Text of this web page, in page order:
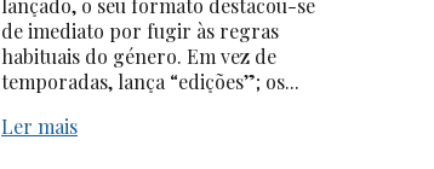
lançado, o seu formato destacou-se
de imediato por fugir às regras
habituais do género. Em vez de
temporadas, lança “edições”; os...
Ler mais